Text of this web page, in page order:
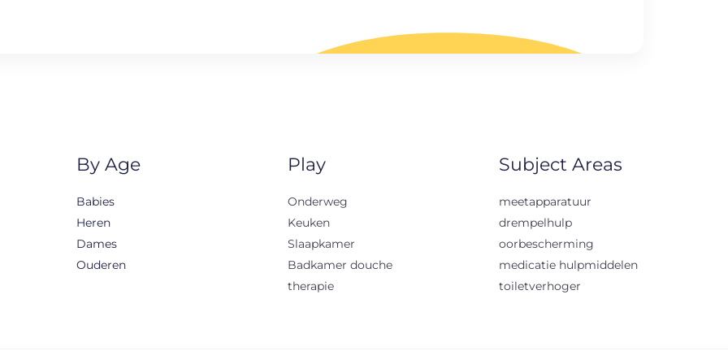
By Age
Babies
Heren
Dames
Ouderen
Play
Onderweg
Keuken
Slaapkamer
Badkamer douche
therapie
Subject Areas
meetapparatuur
drempelhulp
oorbescherming
medicatie hulpmiddelen
toiletverhoger